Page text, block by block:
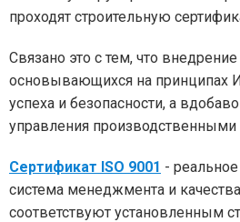
проходят строительную
Связано это с тем, что
основывающихся на принципах
успеха и безопасности, а
управления производственными
Сертификат ISO 9001 -
система менеджмента и
соответствуют установленным